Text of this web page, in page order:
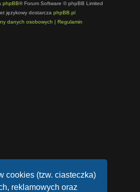
cookies (tzw. ciasteczka)
reklamowych oraz
phpBB® Forum Software © phpBB Limited
językowy dostarcza phpBB.pl
danych osobowych | Regulamin